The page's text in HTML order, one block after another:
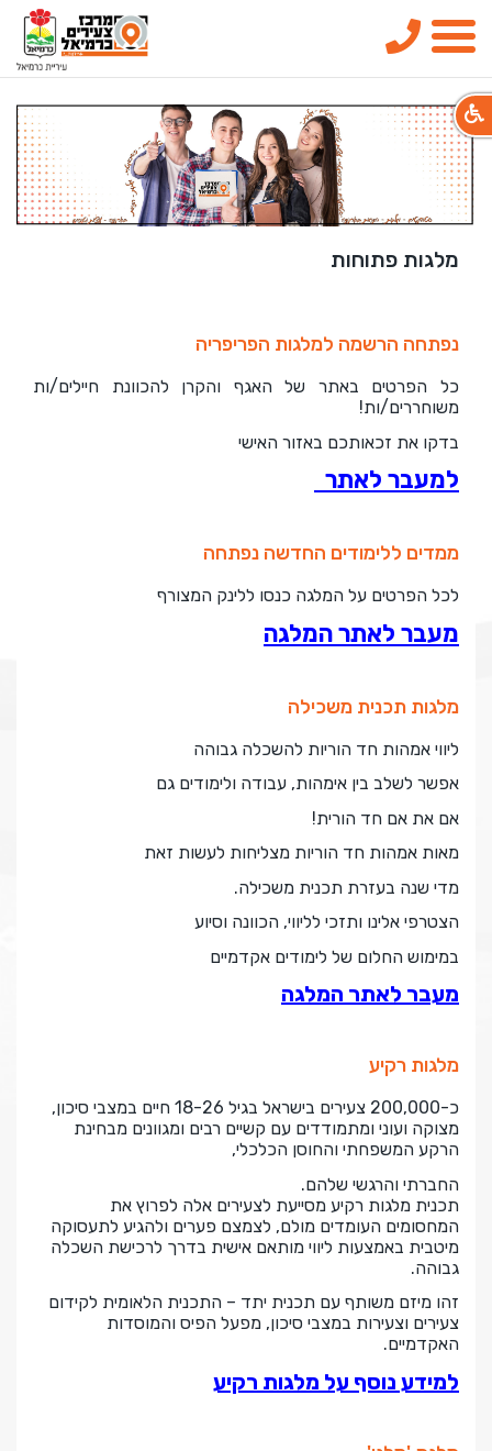
תפריט
מלגות פתוחות
נפתחה הרשמה למלגות הפריפריה
כל הפרטים באתר של האגף והקרן להכוונת חיילים/ות
משוחררים/ות!
בדקו את זכאותכם באזור האישי
למעבר לאתר
ממדים ללימודים החדשה נפתחה
לכל הפרטים על המלגה כנסו ללינק המצורף
מעבר לאתר המלגה
מלגות תכנית משכילה
ליווי אמהות חד הוריות להשכלה גבוהה
אפשר לשלב בין אימהות, עבודה ולימודים גם
אם את אם חד הורית!
מאות אמהות חד הוריות מצליחות לעשות זאת
מדי שנה בעזרת תכנית משכילה.
הצטרפי אלינו ותזכי לליווי, הכוונה וסיוע
במימוש החלום של לימודים אקדמיים
מעבר לאתר המלגה
מלגות רקיע
כ-200,000 צעירים בישראל בגיל 18-26 חיים במצבי סיכון,
מצוקה ועוני ומתמודדים עם קשיים רבים ומגוונים מבחינת
הרקע המשפחתי והחוסן הכלכלי,
החברתי והרגשי שלהם.
תכנית מלגות רקיע מסייעת לצעירים אלה לפרוץ את
המחסומים העומדים מולם, לצמצם פערים ולהגיע לתעסוקה
מיטבית באמצעות ליווי מותאם אישית בדרך לרכישת השכלה
גבוהה.
זהו מיזם משותף עם תכנית יתד – התכנית הלאומית לקידום
צעירים וצעירות במצבי סיכון, מפעל הפיס והמוסדות
האקדמיים.
למידע נוסף על מלגות רקיע